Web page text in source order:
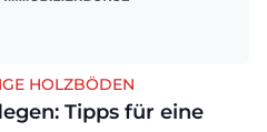
HOLZBÖDEN
Tipps für eine